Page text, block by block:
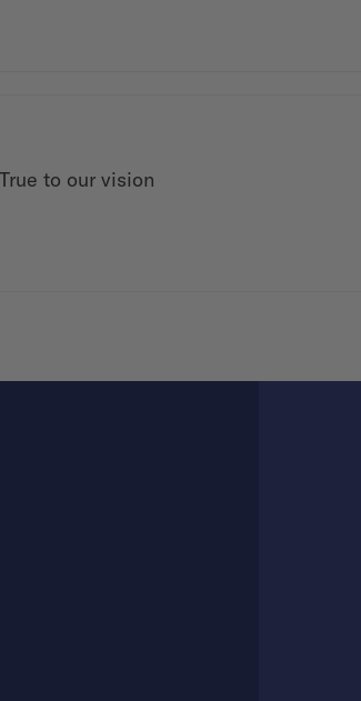
to our vision